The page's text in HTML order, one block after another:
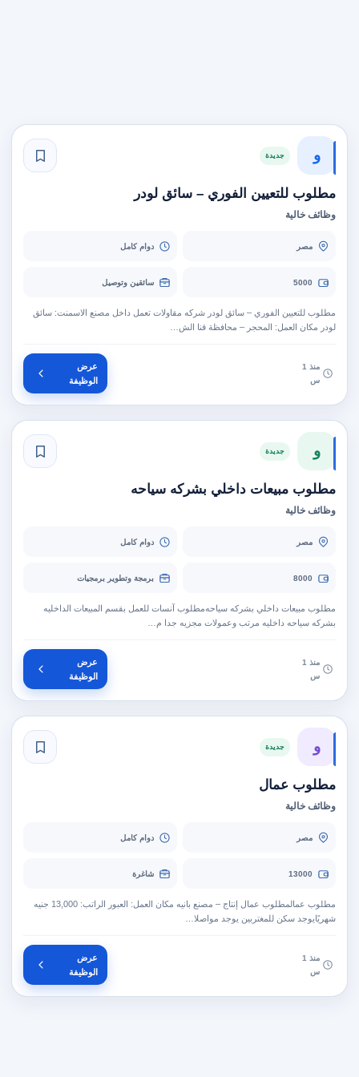
و جديدة
مطلوب للتعيين الفوري – سائق لودر
وظائف خالية
مصر دوام كامل
5000 سائقين وتوصيل
مطلوب للتعيين الفوري – سائق لودر شركه مقاولات تعمل داخل مصنع الاسمنت: سائق
لودر مكان العمل: المحجر – محافظة قنا الش…
منذ 1
س
عرض
الوظيفة
و جديدة
مطلوب مبيعات داخلي بشركه سياحه
وظائف خالية
مصر دوام كامل
8000 برمجة وتطوير برمجيات
مطلوب مبيعات داخلي بشركه سياحه‫مطلوب آنسات للعمل بقسم المبيعات الداخليه
بشركه سياحه داخليه مرتب وعمولات مجزيه جدا م…
منذ 1
س
عرض
الوظيفة
و جديدة
مطلوب عمال
وظائف خالية
مصر دوام كامل
13000 شاغرة
مطلوب عمالمطلوب عمال إنتاج – مصنع بانيه مكان العمل: العبور الراتب: 13,000 جنيه
شهريًايوجد سكن للمغتربين يوجد مواصلا…
منذ 1
س
عرض
الوظيفة